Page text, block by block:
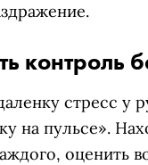
контроль
стресс у
на пульсе».
оценить